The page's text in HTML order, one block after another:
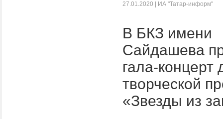
27.01.2020 | ИА "Татар-информ"
В БКЗ имени
Сайдашева
гала-концерт
творческой
«Звезды из